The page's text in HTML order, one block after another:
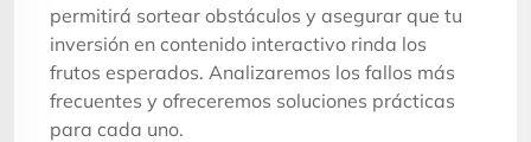
permitirá sortear obstáculos y asegurar que tu
inversión en contenido interactivo rinda los
frutos esperados. Analizaremos los fallos más
frecuentes y ofreceremos soluciones prácticas
para cada uno.